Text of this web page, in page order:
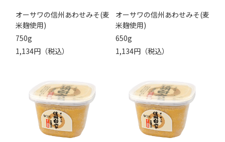
オーサワの信州あわせみそ(麦
米麹使用)
750g
1,134円（税込）
オーサワの信州あわせみそ(麦
米麹使用)
650g
1,134円（税込）